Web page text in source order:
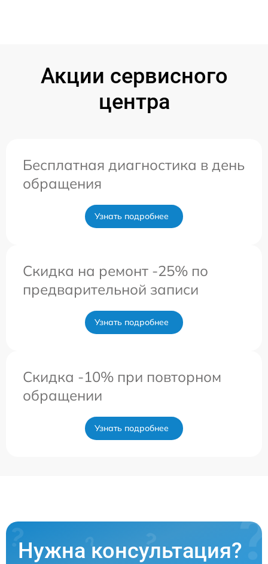
Акции сервисного
центра
Бесплатная диагностика в день
обращения
Узнать подробнее
Скидка на ремонт -25% по
предварительной записи
Узнать подробнее
Скидка -10% при повторном
обращении
Узнать подробнее
Нужна консультация?